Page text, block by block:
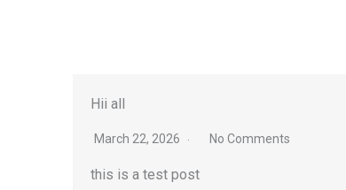
Hii all
March 22, 2026 No Comments
this is a test post